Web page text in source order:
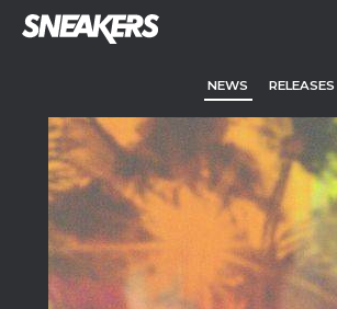
NEWS RELEASES